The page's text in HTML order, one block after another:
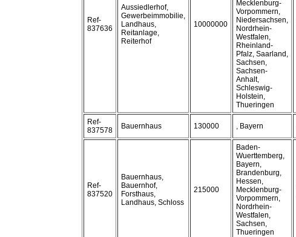
Ref-
837636
Aussiedlerhof,
Gewerbeimmobilie,
Landhaus,
Reitanlage,
Reiterhof
10000000
Mecklenburg-
Vorpommern,
Niedersachsen,
Nordrhein-
Westfalen,
Rheinland-
Pfalz, Saarland,
Sachsen,
Sachsen-
Anhalt,
Schleswig-
Holstein,
Thueringen
Ref-
837578
Bauernhaus 130000 , Bayern
Ref-
837520
Bauernhaus,
Bauernhof,
Forsthaus,
Landhaus, Schloss
215000
Baden-
Wuerttemberg,
Bayern,
Brandenburg,
Hessen,
Mecklenburg-
Vorpommern,
Nordrhein-
Westfalen,
Sachsen,
Thueringen